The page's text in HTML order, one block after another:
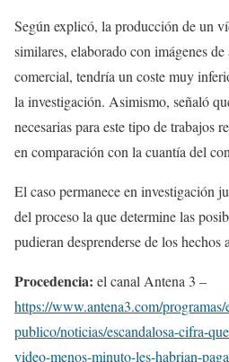
Según explicó, la producción de un
similares, elaborado con imágenes
comercial, tendría un coste muy
la investigación. Asimismo, señaló
necesarias para este tipo de trabajos
en comparación con la cuantía del
El caso permanece en investigación
del proceso la que determine las
pudieran desprenderse de los hechos
Procedencia: el canal Antena 3 –
https://www.antena3.com/programas/
publico/noticias/escandalosa-cifra-
video-menos-minuto-les-habrian-